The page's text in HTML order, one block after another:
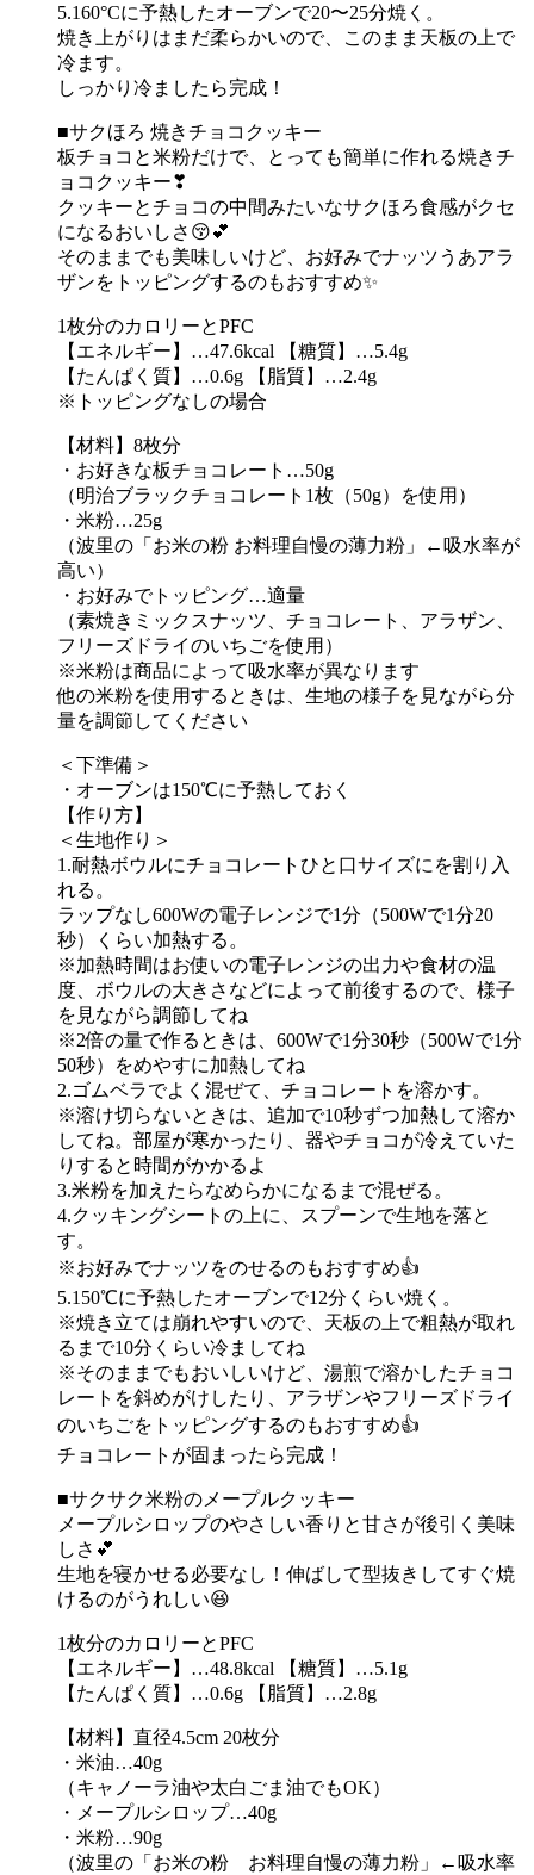
5.160°Cに予熱したオーブンで20〜25分焼く。
焼き上がりはまだ柔らかいので、このまま天板の上で
冷ます。
しっかり冷ましたら完成！
■サクほろ 焼きチョコクッキー
板チョコと米粉だけで、とっても簡単に作れる焼きチ
ョコクッキー❣
クッキーとチョコの中間みたいなサクほろ食感がクセ
になるおいしさ😚💕
そのままでも美味しいけど、お好みでナッツうあアラ
ザンをトッピングするのもおすすめ✨
1枚分のカロリーとPFC
【エネルギー】…47.6kcal 【糖質】…5.4g
【たんぱく質】…0.6g 【脂質】…2.4g
※トッピングなしの場合
【材料】8枚分
・お好きな板チョコレート…50g
（明治ブラックチョコレート1枚（50g）を使用）
・米粉…25g
（波里の「お米の粉 お料理自慢の薄力粉」←吸水率が
高い）
・お好みでトッピング…適量
（素焼きミックスナッツ、チョコレート、アラザン、
フリーズドライのいちごを使用）
※米粉は商品によって吸水率が異なります
他の米粉を使用するときは、生地の様子を見ながら分
量を調節してください
＜下準備＞
・オーブンは150℃に予熱しておく
【作り方】
＜生地作り＞
1.耐熱ボウルにチョコレートひと口サイズにを割り入
れる。
ラップなし600Wの電子レンジで1分（500Wで1分20
秒）くらい加熱する。
※加熱時間はお使いの電子レンジの出力や食材の温
度、ボウルの大きさなどによって前後するので、様子
を見ながら調節してね
※2倍の量で作るときは、600Wで1分30秒（500Wで1分
50秒）をめやすに加熱してね
2.ゴムベラでよく混ぜて、チョコレートを溶かす。
※溶け切らないときは、追加で10秒ずつ加熱して溶か
してね。部屋が寒かったり、器やチョコが冷えていた
りすると時間がかかるよ
3.米粉を加えたらなめらかになるまで混ぜる。
4.クッキングシートの上に、スプーンで生地を落と
す。
※お好みでナッツをのせるのもおすすめ👍
5.150℃に予熱したオーブンで12分くらい焼く。
※焼き立ては崩れやすいので、天板の上で粗熱が取れ
るまで10分くらい冷ましてね
※そのままでもおいしいけど、湯煎で溶かしたチョコ
レートを斜めがけしたり、アラザンやフリーズドライ
のいちごをトッピングするのもおすすめ👍
チョコレートが固まったら完成！
■サクサク米粉のメープルクッキー
メープルシロップのやさしい香りと甘さが後引く美味
しさ💕
生地を寝かせる必要なし！伸ばして型抜きしてすぐ焼
けるのがうれしい😆
1枚分のカロリーとPFC
【エネルギー】…48.8kcal 【糖質】…5.1g
【たんぱく質】…0.6g 【脂質】…2.8g
【材料】直径4.5cm 20枚分
・米油…40g
（キャノーラ油や太白ごま油でもOK）
・メープルシロップ…40g
・米粉…90g
（波里の「お米の粉 お料理自慢の薄力粉」←吸水率